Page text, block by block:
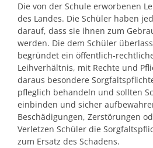
Die von der Schule erworbenen
des Landes. Die Schüler haben
darauf, dass sie ihnen zum
werden. Die dem Schüler
begründet ein öffentlich-
Leihverhältnis, mit Rechte und
daraus besondere
pfleglich behandeln und sollten
einbinden und sicher
Beschädigungen, Zerstörungen
Verletzen Schüler die
zum Ersatz des Schadens.